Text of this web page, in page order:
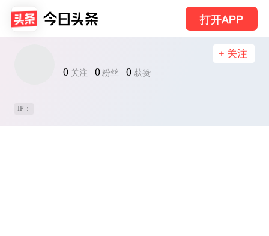
打开APP
0 关注 0 粉丝 0 获赞
+ 关注
IP：